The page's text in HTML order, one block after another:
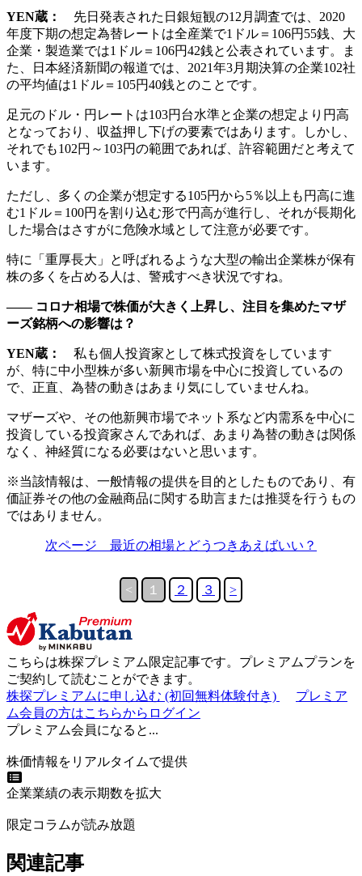
YEN蔵：
先日発表された日銀短観の12月調査では、2020
年度下期の想定為替レートは全産業で1ドル＝106円55銭、大
企業・製造業では1ドル＝106円42銭と公表されています。ま
た、日本経済新聞の報道では、2021年3月期決算の企業102社
の平均値は1ドル＝105円40銭とのことです。
足元のドル・円レートは103円台水準と企業の想定より円高
となっており、収益押し下げの要素ではあります。しかし、
それでも102円～103円の範囲であれば、許容範囲だと考えて
います。
ただし、多くの企業が想定する105円から5％以上も円高に進
む1ドル＝100円を割り込む形で円高が進行し、それが長期化
した場合はさすがに危険水域として注意が必要です。
特に「重厚長大」と呼ばれるような大型の輸出企業株が保有
株の多くを占める人は、警戒すべき状況ですね。
―― コロナ相場で株価が大きく上昇し、注目を集めたマザ
ーズ銘柄への影響は？
YEN蔵：
私も個人投資家として株式投資をしています
が、特に中小型株が多い新興市場を中心に投資しているの
で、正直、為替の動きはあまり気にしていませんね。
マザーズや、その他新興市場でネット系など内需系を中心に
投資している投資家さんであれば、あまり為替の動きは関係
なく、神経質になる必要はないと思います。
※当該情報は、一般情報の提供を目的としたものであり、有
価証券その他の金融商品に関する助言または推奨を行うもの
ではありません。
次ページ 最近の相場とどうつきあえばいい？
< １ ２ ３ >
こちらは株探プレミアム限定記事です。プレミアムプランを
ご契約して読むことができます。
株探プレミアムに申し込む (初回無料体験付き)
プレミア
ム会員の方はこちらからログイン
プレミアム会員になると...
株価情報をリアルタイムで提供
企業業績の表示期数を拡大
限定コラムが読み放題
関連記事